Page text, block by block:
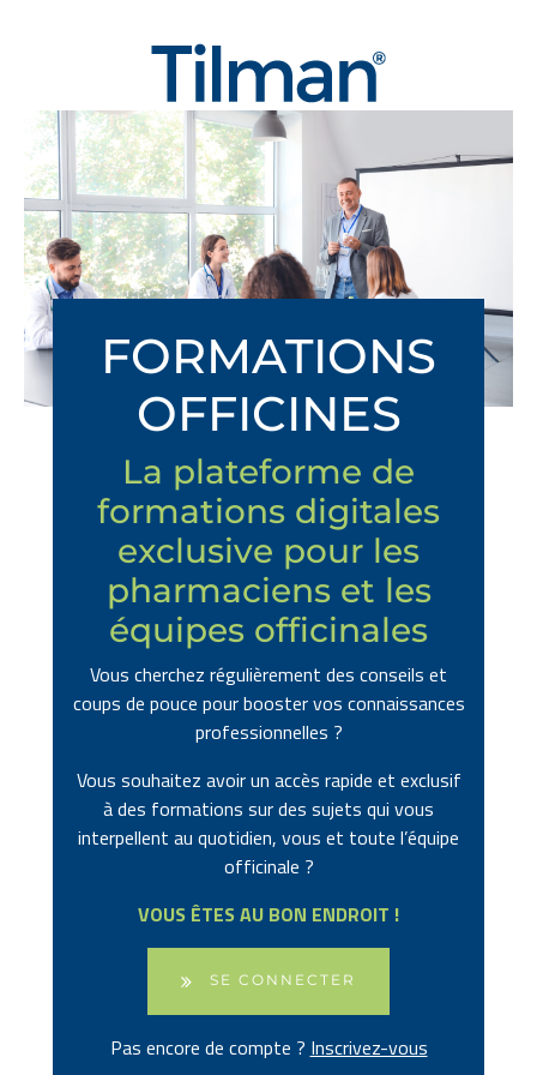
FORMATIONS
OFFICINES
La plateforme de
formations digitales
exclusive pour les
pharmaciens et les
équipes officinales
Vous cherchez régulièrement des conseils et
coups de pouce pour booster vos connaissances
professionnelles ?
Vous souhaitez avoir un accès rapide et exclusif
à des formations sur des sujets qui vous
interpellent au quotidien, vous et toute l’équipe
officinale ?
VOUS ÊTES AU BON ENDROIT !
SE CONNECTER
Pas encore de compte ? Inscrivez-vous